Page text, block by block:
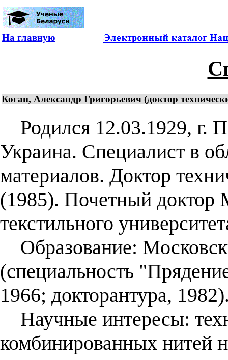
На главную
Коган, Александр Григорьевич (доктор
Родился 12.03.1929, г.
Украина. Специалист в
материалов. Доктор
(1985). Почетный доктор
текстильного
Образование:
(специальность
1966; докторантура,
Научные интересы:
комбинированных нитей